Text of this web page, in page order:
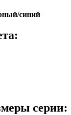
синий
серии: